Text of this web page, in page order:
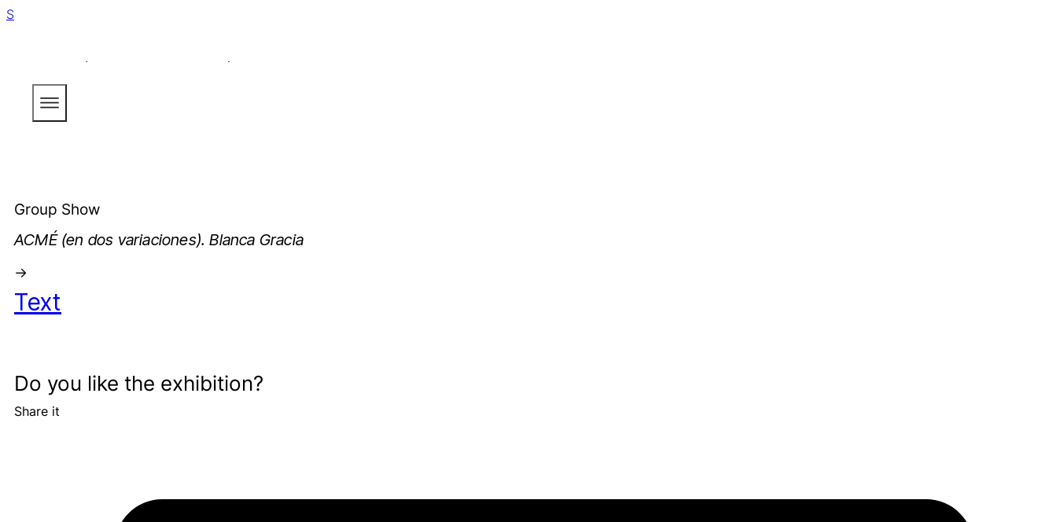
Skip to main content
Group Show
ACMÉ (en dos variaciones). Blanca Gracia
->
Text
Do you like the exhibition?
Share it